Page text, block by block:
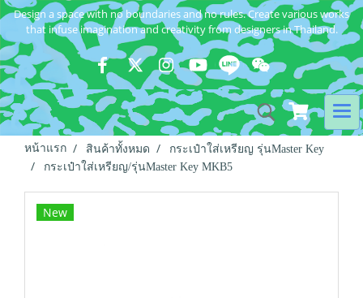
Design a space with no boundaries and no rules. Create various works
that infuse imagination and creativity from designers in Thailand.
หน้าแรก สินค้าทั้งหมด
กระเป๋าใส่เหรียญ รุ่นMaster Key
กระเป๋าใส่เหรียญ/รุ่นMaster Key MKB5
New